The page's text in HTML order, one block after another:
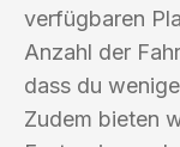
verfügbaren
Anzahl der
dass du
Zudem bieten